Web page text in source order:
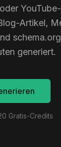
Artikel,
generiert.
Gratis-Credits